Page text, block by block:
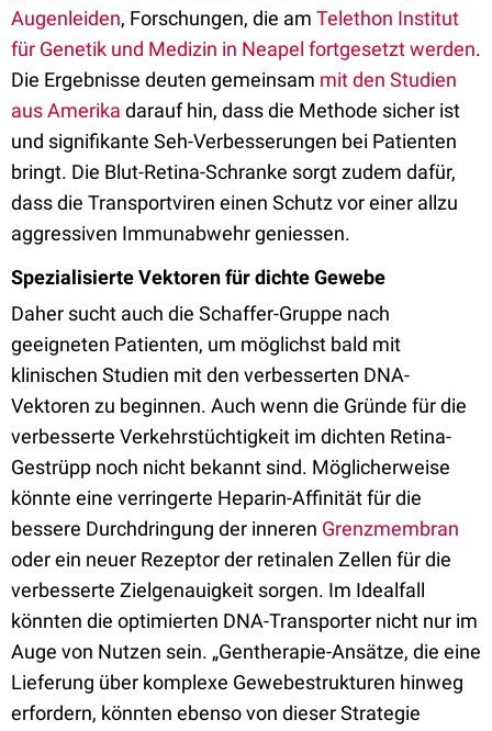
Augenleiden, Forschungen, die am Telethon Institut
für Genetik und Medizin in Neapel fortgesetzt werden.
Die Ergebnisse deuten gemeinsam mit den Studien
aus Amerika darauf hin, dass die Methode sicher ist
und signifikante Seh-Verbesserungen bei Patienten
bringt. Die Blut-Retina-Schranke sorgt zudem dafür,
dass die Transportviren einen Schutz vor einer allzu
aggressiven Immunabwehr geniessen.
Spezialisierte Vektoren für dichte Gewebe
Daher sucht auch die Schaffer-Gruppe nach
geeigneten Patienten, um möglichst bald mit
klinischen Studien mit den verbesserten DNA-
Vektoren zu beginnen. Auch wenn die Gründe für die
verbesserte Verkehrstüchtigkeit im dichten Retina-
Gestrüpp noch nicht bekannt sind. Möglicherweise
könnte eine verringerte Heparin-Affinität für die
bessere Durchdringung der inneren Grenzmembran
oder ein neuer Rezeptor der retinalen Zellen für die
verbesserte Zielgenauigkeit sorgen. Im Idealfall
könnten die optimierten DNA-Transporter nicht nur im
Auge von Nutzen sein. „Gentherapie-Ansätze, die eine
Lieferung über komplexe Gewebestrukturen hinweg
erfordern, könnten ebenso von dieser Strategie